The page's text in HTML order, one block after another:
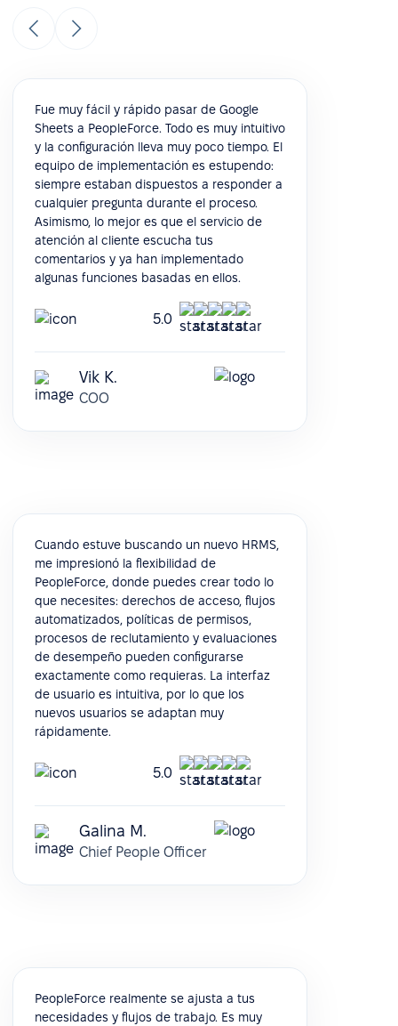
Fue muy fácil y rápido pasar de Google
Sheets a PeopleForce. Todo es muy intuitivo
y la configuración lleva muy poco tiempo. El
equipo de implementación es estupendo:
siempre estaban dispuestos a responder a
cualquier pregunta durante el proceso.
Asimismo, lo mejor es que el servicio de
atención al cliente escucha tus
comentarios y ya han implementado
algunas funciones basadas en ellos.
5.0
Vik K.
COO
Cuando estuve buscando un nuevo HRMS,
me impresionó la flexibilidad de
PeopleForce, donde puedes crear todo lo
que necesites: derechos de acceso, flujos
automatizados, políticas de permisos,
procesos de reclutamiento y evaluaciones
de desempeño pueden configurarse
exactamente como requieras. La interfaz
de usuario es intuitiva, por lo que los
nuevos usuarios se adaptan muy
rápidamente.
5.0
Galina M.
Chief People Officer
PeopleForce realmente se ajusta a tus
necesidades y flujos de trabajo. Es muy